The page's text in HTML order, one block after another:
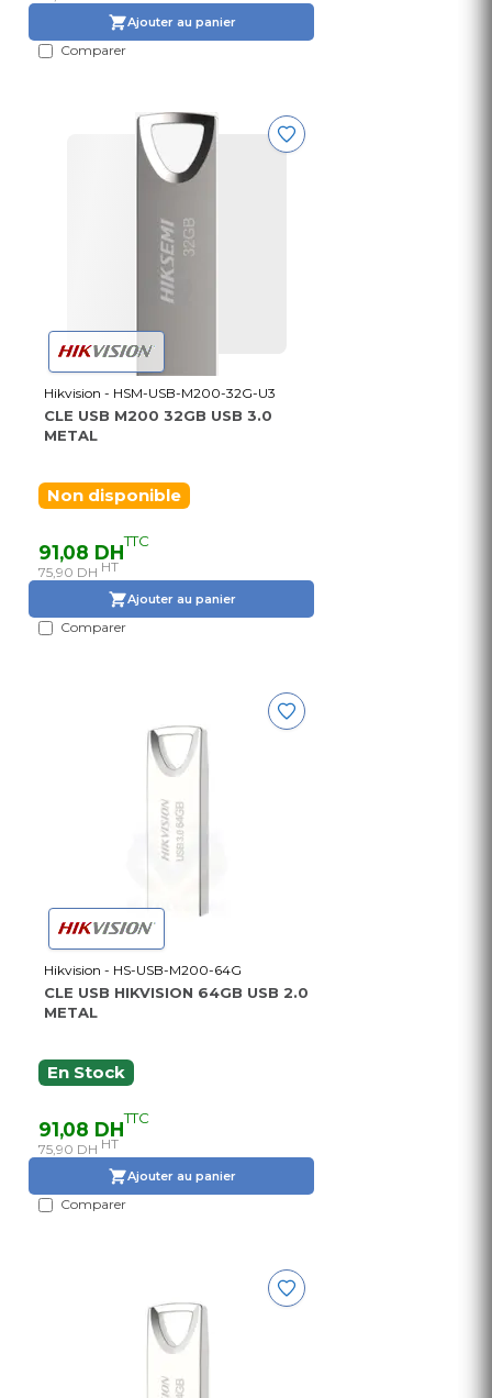
Ajouter au panier
Comparer
Hikvision - HSM-USB-M200-32G-U3
CLE USB M200 32GB USB 3.0
METAL
Non disponible
91,08 DHTTC
75,90 DH HT
Ajouter au panier
Comparer
Hikvision - HS-USB-M200-64G
CLE USB HIKVISION 64GB USB 2.0
METAL
En Stock
91,08 DHTTC
75,90 DH HT
Ajouter au panier
Comparer